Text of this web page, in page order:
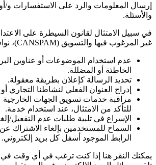
إرسال المعلومات والرد على الاستفسارات و/
والأسئلة.
في سبيل الامتثال لقانون السيطرة على
غير المرغوب فيها والتسويق (CANSPAM)،
عدم استخدام الموضوعات أو عناوين
الخاطئة أو المضللة.
تحديد الرسالة كإعلان بطريقة معقولة.
إدراج العنوان الفعلي لنشاطنا التجاري
مراقبة خدمات تسويق الجهات الخارجية
للتأكد من الامتثال، عند استخدام خدمة.
الإسراع في تلبية طلبات عدم التفعيل/
السماح للمستخدمين بإلغاء الاشتراك
الرابط الموجود أسفل كل بريد إلكتروني.
يمكنك النقر هنا إذا كنت ترغب في أي وقت في